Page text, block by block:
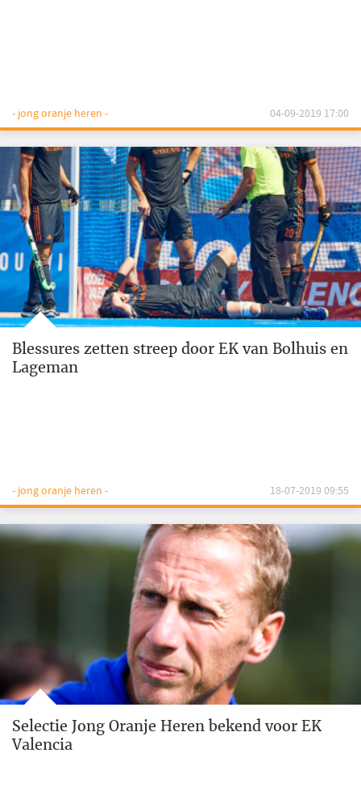
- jong oranje heren - 04-09-2019 17:00
Blessures zetten streep door EK van Bolhuis en
Lageman
- jong oranje heren - 18-07-2019 09:55
Selectie Jong Oranje Heren bekend voor EK
Valencia